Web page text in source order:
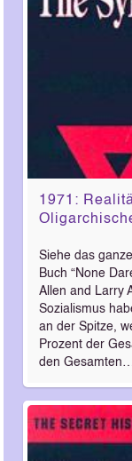
1971:
Siehe das
Buch “None
Allen and Larry
Sozialismus
an der Spitze,
Prozent der
den